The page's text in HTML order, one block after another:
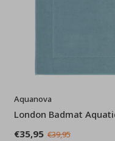
Aquanova
London Badmat
€35,95 €39,95